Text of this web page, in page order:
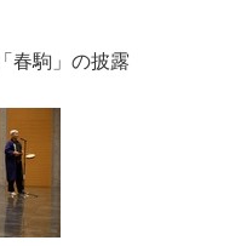
春駒」の披露